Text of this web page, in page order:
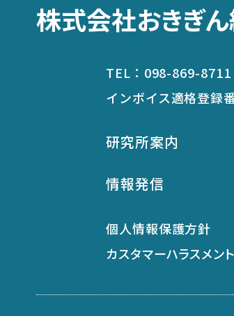
株式会社おきぎ
TEL： 098-869-8711
インボイス適格登録
研究所案内
情報発信
個人情報保護方針
カスタマーハラスメン